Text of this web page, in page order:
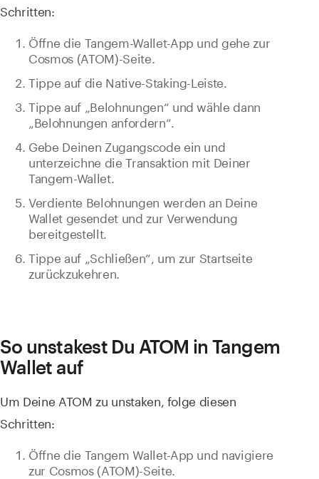
Schritten:
Öffne die Tangem-Wallet-App und gehe zur
Cosmos (ATOM)-Seite.
Tippe auf die Native-Staking-Leiste.
Tippe auf „Belohnungen“ und wähle dann
„Belohnungen anfordern“.
Gebe Deinen Zugangscode ein und
unterzeichne die Transaktion mit Deiner
Tangem-Wallet.
Verdiente Belohnungen werden an Deine
Wallet gesendet und zur Verwendung
bereitgestellt.
Tippe auf „Schließen“, um zur Startseite
zurückzukehren.
So unstakest Du ATOM in Tangem
Wallet auf
Um Deine ATOM zu unstaken, folge diesen
Schritten:
Öffne die Tangem Wallet-App und navigiere
zur Cosmos (ATOM)-Seite.